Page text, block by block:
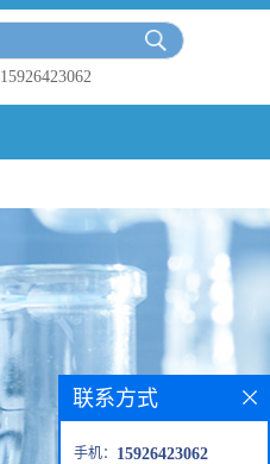
15926423062
联系方式
手机： 15926423062